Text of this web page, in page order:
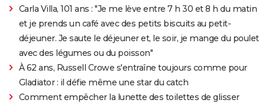
Carla Villa, 101 ans : "Je me lève entre 7 h 30 et 8 h du matin
et je prends un café avec des petits biscuits au petit-
déjeuner. Je saute le déjeuner et, le soir, je mange du poulet
avec des légumes ou du poisson"
À 62 ans, Russell Crowe s'entraîne toujours comme pour
Gladiator : il défie même une star du catch
Comment empêcher la lunette des toilettes de glisser